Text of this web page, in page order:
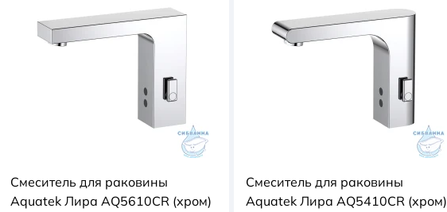
Смеситель для раковины
Aquatek Лира AQ5610CR (хром)
Смеситель для раковины
Aquatek Лира AQ5410CR (хром)